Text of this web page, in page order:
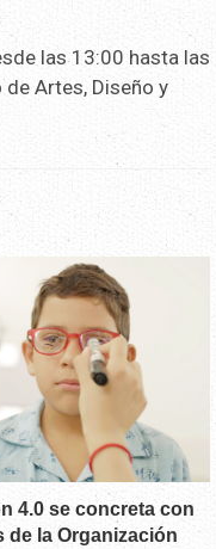
las 13:00 hasta las
Artes, Diseño y
4.0 se concreta con
de la Organización